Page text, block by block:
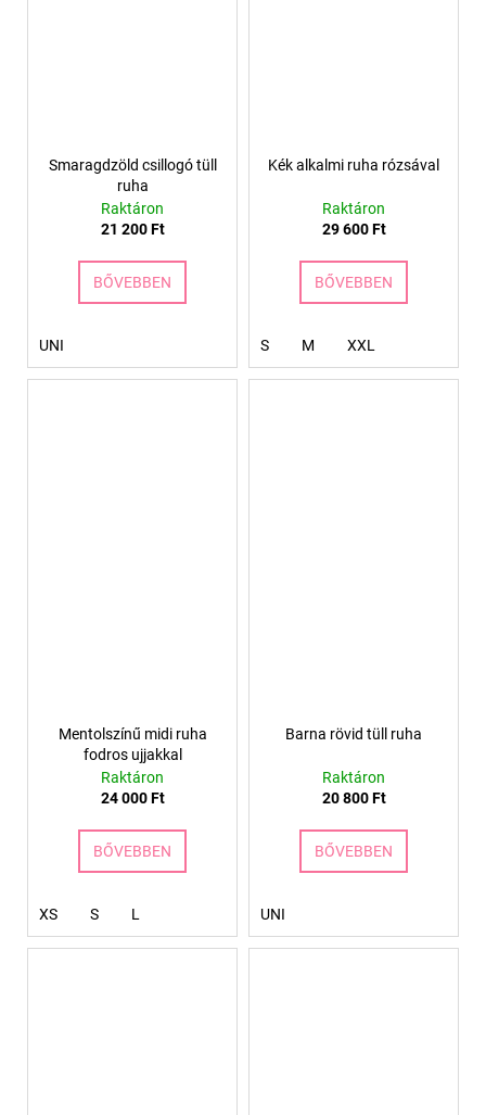
Smaragdzöld csillogó tüll
ruha
Raktáron
21 200 Ft
BŐVEBBEN
UNI
Kék alkalmi ruha rózsával
Raktáron
29 600 Ft
BŐVEBBEN
S M XXL
Mentolszínű midi ruha
fodros ujjakkal
Raktáron
24 000 Ft
BŐVEBBEN
XS S L
Barna rövid tüll ruha
Raktáron
20 800 Ft
BŐVEBBEN
UNI